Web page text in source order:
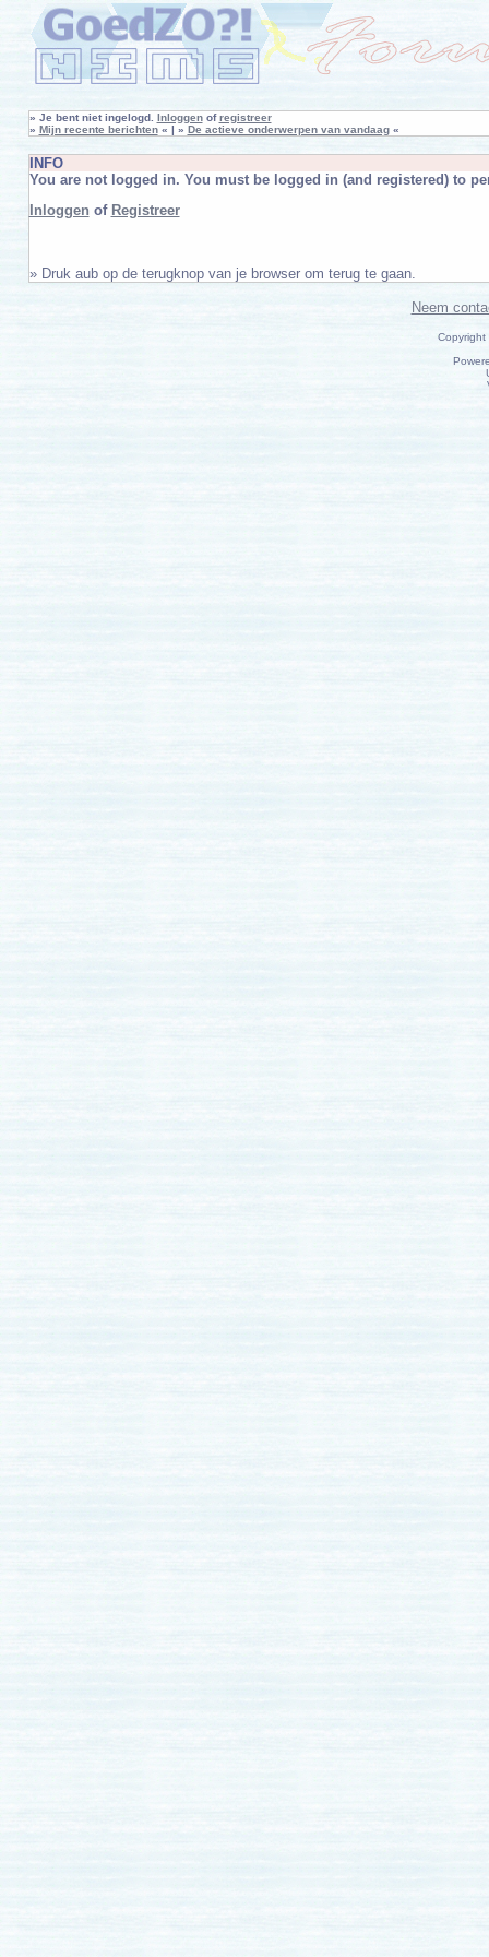
» Je bent niet ingelogd. Inloggenofregistreer
» Mijn recente berichten« | » De actieve onderwerpen van vandaag«
INFO
You are not logged in. You must be logged in (and registered) to
Inloggen of Registreer
» Druk aub op de terugknop van je browser om terug te gaan.
Neem
Copyright